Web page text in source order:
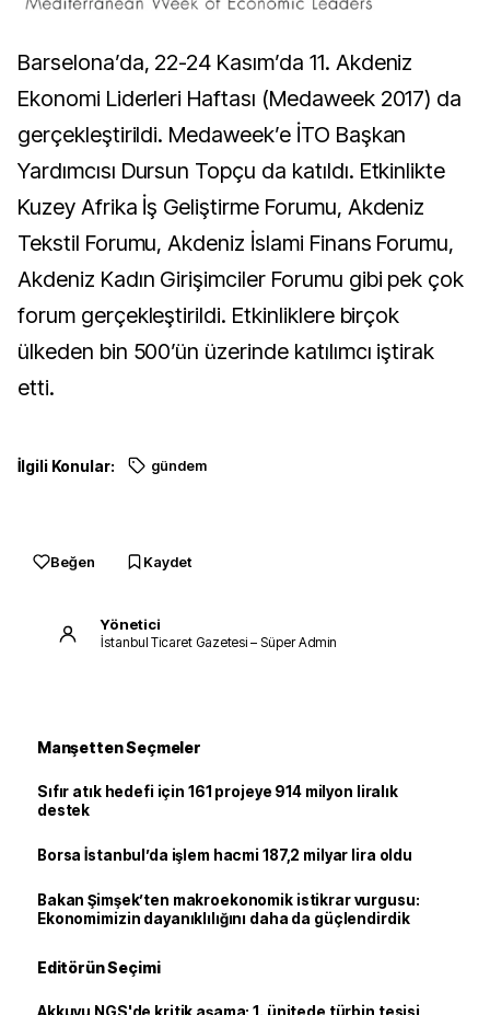
Barselona’da, 22-24 Kasım’da 11. Akdeniz
Ekonomi Liderleri Haftası (Medaweek 2017) da
gerçekleştirildi. Medaweek’e İTO Başkan
Yardımcısı Dursun Topçu da katıldı. Etkinlikte
Kuzey Afrika İş Geliştirme Forumu, Akdeniz
Tekstil Forumu, Akdeniz İslami Finans Forumu,
Akdeniz Kadın Girişimciler Forumu gibi pek çok
forum gerçekleştirildi. Etkinliklere birçok
ülkeden bin 500’ün üzerinde katılımcı iştirak
etti.
İlgili Konular: gündem
Beğen Kaydet
Yönetici
İstanbul Ticaret Gazetesi – Süper Admin
Manşetten Seçmeler
Sıfır atık hedefi için 161 projeye 914 milyon liralık
destek
Borsa İstanbul’da işlem hacmi 187,2 milyar lira oldu
Bakan Şimşek’ten makroekonomik istikrar vurgusu:
Ekonomimizin dayanıklılığını daha da güçlendirdik
Editörün Seçimi